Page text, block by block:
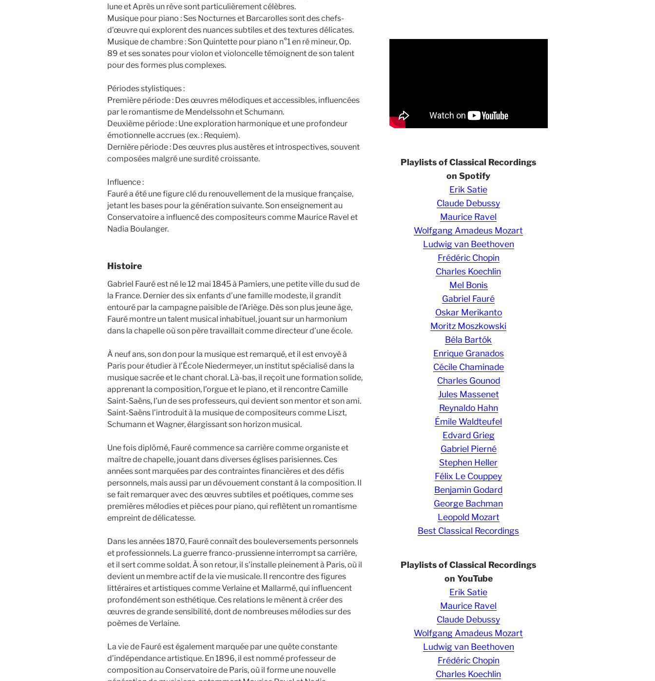
lune et Après un rêve sont particulièrement célèbres.
Musique pour piano : Ses Nocturnes et Barcarolles sont des chefs-
d’œuvre qui explorent des nuances subtiles et des textures délicates.
Musique de chambre : Son Quintette pour piano n°1 en ré mineur, Op.
89 et ses sonates pour violon et violoncelle témoignent de son talent
pour des formes plus complexes.
Périodes stylistiques :
Première période : Des œuvres mélodiques et accessibles, influencées
par le romantisme de Mendelssohn et Schumann.
Deuxième période : Une exploration harmonique et une profondeur
émotionnelle accrues (ex. : Requiem).
Dernière période : Des œuvres plus austères et introspectives, souvent
composées malgré une surdité croissante.
Influence :
Fauré a été une figure clé du renouvellement de la musique française,
jetant les bases pour la génération suivante. Son enseignement au
Conservatoire a influencé des compositeurs comme Maurice Ravel et
Nadia Boulanger.
Histoire
Gabriel Fauré est né le 12 mai 1845 à Pamiers, une petite ville du sud de
la France. Dernier des six enfants d’une famille modeste, il grandit
entouré par la campagne paisible de l’Ariège. Dès son plus jeune âge,
Fauré montre un talent musical inhabituel, jouant sur un harmonium
dans la chapelle où son père travaillait comme directeur d’une école.
À neuf ans, son don pour la musique est remarqué, et il est envoyé à
Paris pour étudier à l’École Niedermeyer, un institut spécialisé dans la
musique sacrée et le chant choral. Là-bas, il reçoit une formation solide,
apprenant la composition, l’orgue et le piano, et il rencontre Camille
Saint-Saëns, l’un de ses professeurs, qui devient son mentor et son ami.
Saint-Saëns l’introduit à la musique de compositeurs comme Liszt,
Schumann et Wagner, élargissant son horizon musical.
Une fois diplômé, Fauré commence sa carrière comme organiste et
maître de chapelle, jouant dans diverses églises parisiennes. Ces
années sont marquées par des contraintes financières et des défis
personnels, mais aussi par un dévouement constant à la composition. Il
se fait remarquer avec des œuvres subtiles et poétiques, comme ses
premières mélodies et pièces pour piano, qui reflètent un romantisme
empreint de délicatesse.
Dans les années 1870, Fauré connaît des bouleversements personnels
et professionnels. La guerre franco-prussienne interrompt sa carrière,
et il sert comme soldat. À son retour, il s’installe pleinement à Paris, où il
devient un membre actif de la vie musicale. Il rencontre des figures
littéraires et artistiques comme Verlaine et Mallarmé, qui influencent
profondément son esthétique. Ces relations le mènent à créer des
œuvres de grande sensibilité, dont de nombreuses mélodies sur des
poèmes de Verlaine.
La vie de Fauré est également marquée par une quête constante
d’indépendance artistique. En 1896, il est nommé professeur de
composition au Conservatoire de Paris, où il forme une nouvelle
Playlists of Classical Recordings
on Spotify
Erik Satie
Claude Debussy
Maurice Ravel
Wolfgang Amadeus Mozart
Ludwig van Beethoven
Frédéric Chopin
Charles Koechlin
Mel Bonis
Gabriel Fauré
Oskar Merikanto
Moritz Moszkowski
Béla Bartók
Enrique Granados
Cécile Chaminade
Charles Gounod
Jules Massenet
Reynaldo Hahn
Émile Waldteufel
Edvard Grieg
Gabriel Pierné
Stephen Heller
Félix Le Couppey
Benjamin Godard
George Bachman
Leopold Mozart
Best Classical Recordings
Playlists of Classical Recordings
on YouTube
Erik Satie
Maurice Ravel
Claude Debussy
Wolfgang Amadeus Mozart
Ludwig van Beethoven
Frédéric Chopin
Charles Koechlin